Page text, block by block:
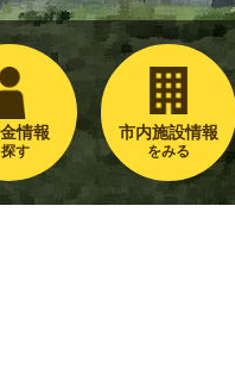
情報
す
市内施設情報
をみる